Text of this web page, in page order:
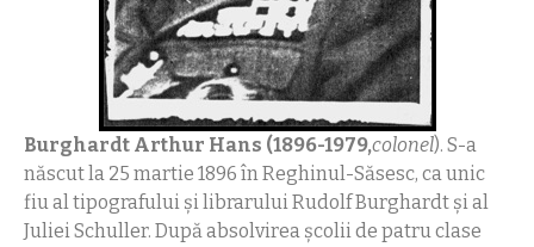
Burghardt Arthur Hans (1896-1979,colonel). S-a
născut la 25 martie 1896 în Reghinul-Săsesc, ca unic
fiu al tipografului şi librarului Rudolf Burghardt şi al
Juliei Schuller. După absolvirea şcolii de patru clase